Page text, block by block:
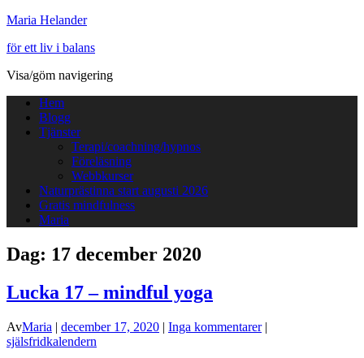
Maria Helander
för ett liv i balans
Visa/göm navigering
Hem
Blogg
Tjänster
Terapi/coachning/hypnos
Föreläsning
Webbkurser
Naturprästinna start augusti 2026
Gratis mindfulness
Maria
Dag: 17 december 2020
Lucka 17 – mindful yoga
AvMaria | december 17, 2020 | Inga kommentarer|
själsfridkalendern